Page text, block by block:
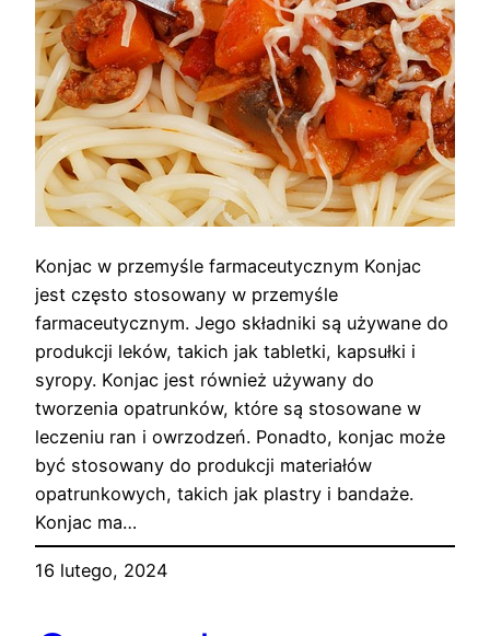
Konjac w przemyśle farmaceutycznym Konjac
jest często stosowany w przemyśle
farmaceutycznym. Jego składniki są używane do
produkcji leków, takich jak tabletki, kapsułki i
syropy. Konjac jest również używany do
tworzenia opatrunków, które są stosowane w
leczeniu ran i owrzodzeń. Ponadto, konjac może
być stosowany do produkcji materiałów
opatrunkowych, takich jak plastry i bandaże.
Konjac ma…
16 lutego, 2024